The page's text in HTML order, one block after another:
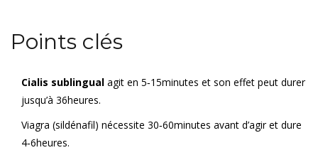
Points clés
Cialis sublingual agit en 5‑15minutes et son effet peut durer
jusqu’à 36heures.
Viagra (sildénafil) nécessite 30‑60minutes avant d’agir et dure
4‑6heures.